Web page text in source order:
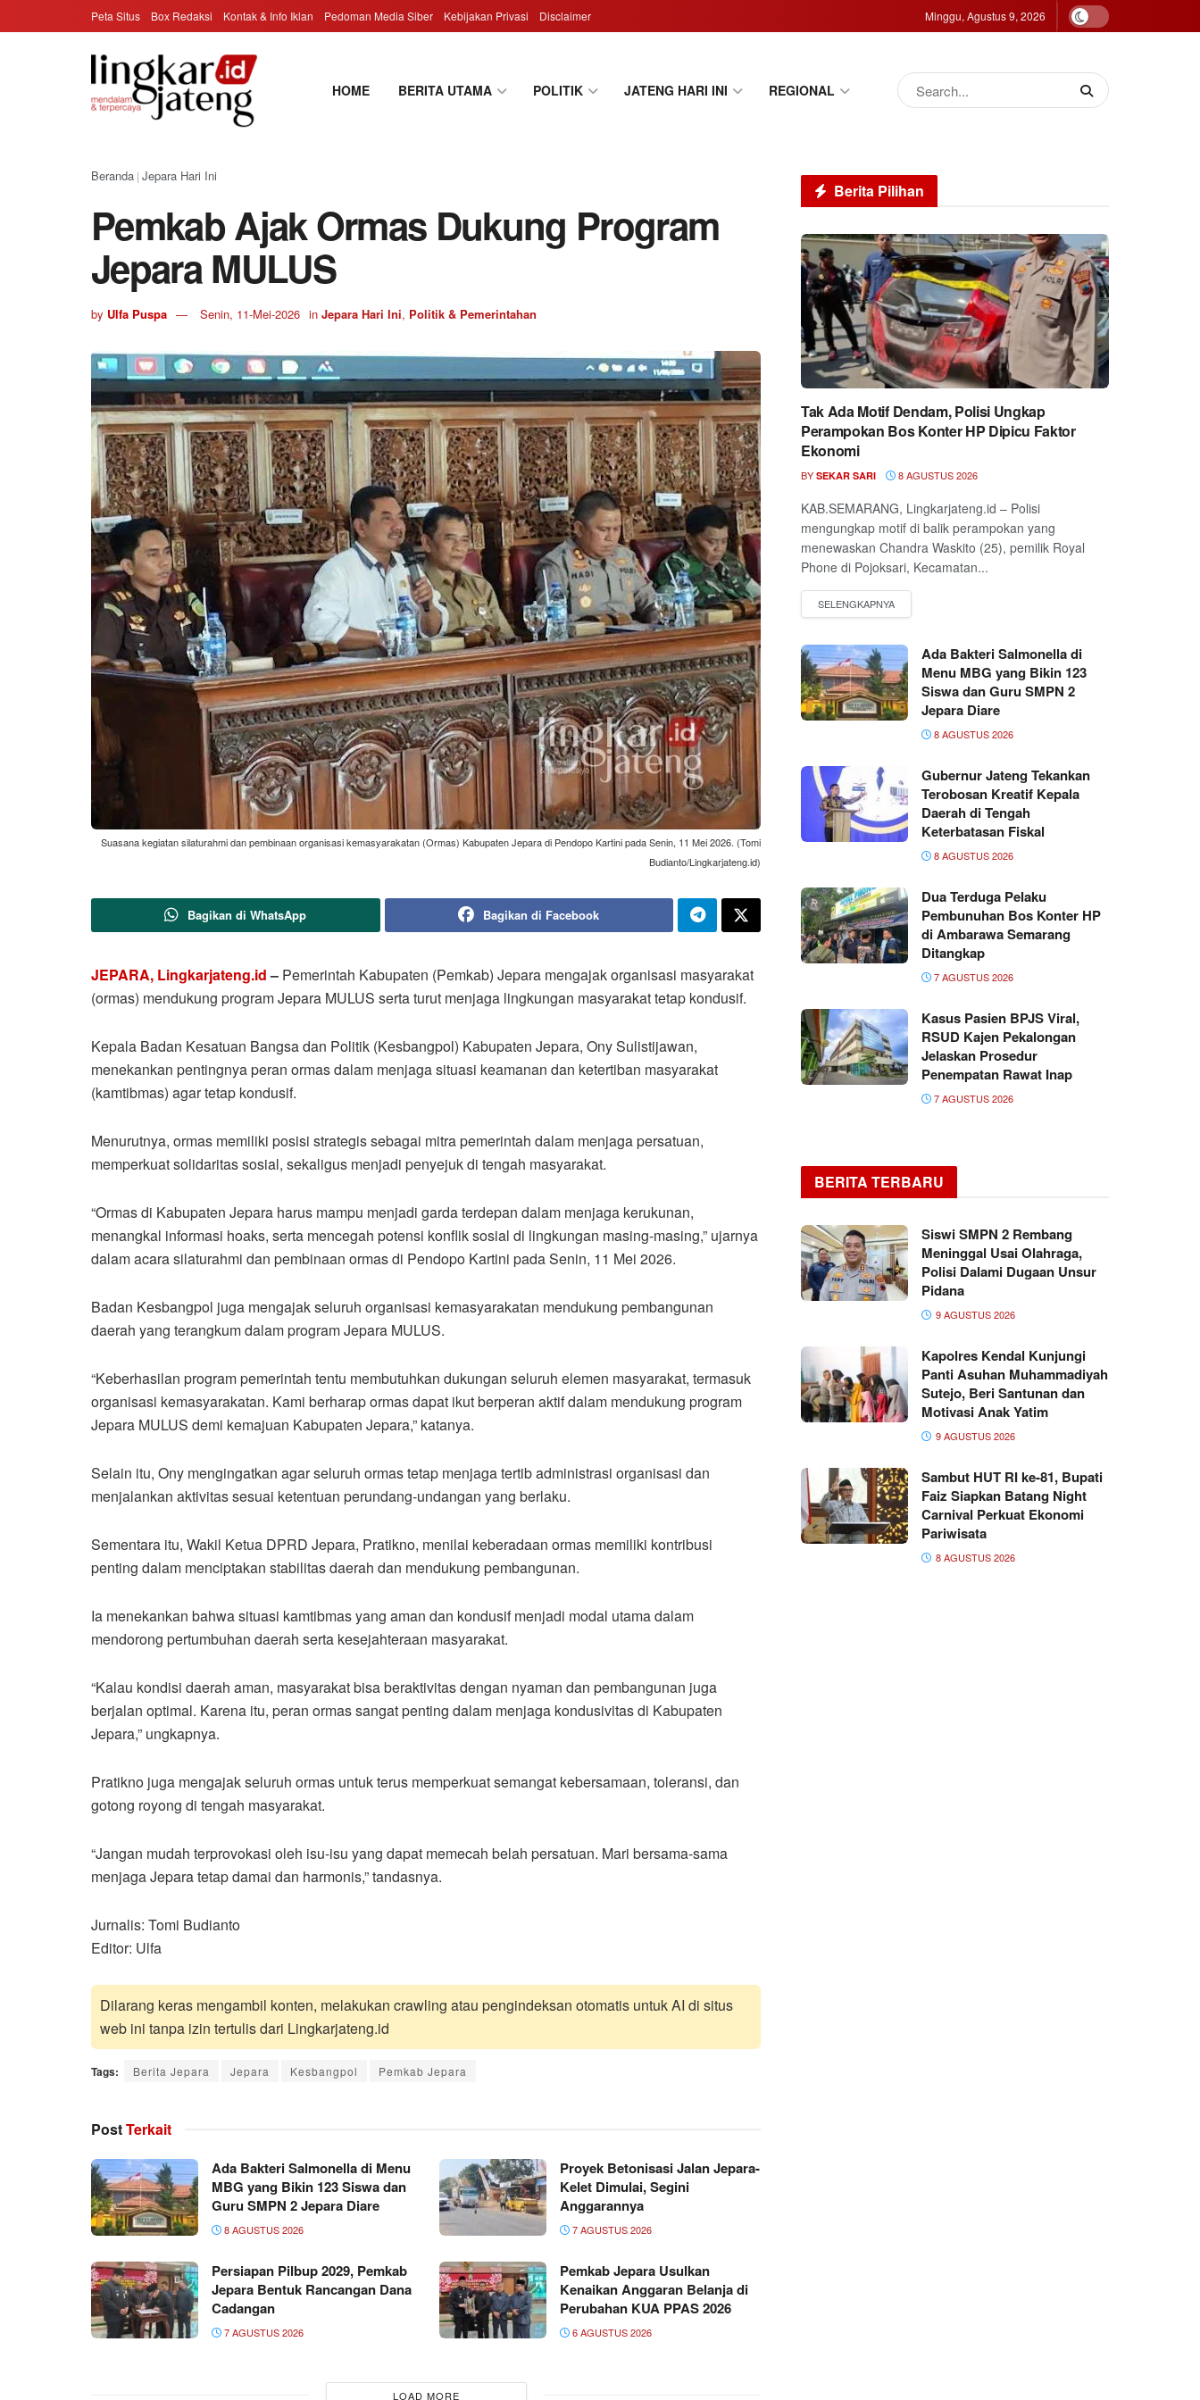
Peta Situs Box Redaksi Kontak & Info Iklan Pedoman Media Siber Kebijakan Privasi Disclaimer Minggu, Agustus 9, 2026
HOME BERITA UTAMA POLITIK JATENG HARI INI REGIONAL
Beranda | Jepara Hari Ini
Pemkab Ajak Ormas Dukung Program
Jepara MULUS
by Ulfa Puspa Senin, 11-Mei-2026 in Jepara Hari Ini, Politik & Pemerintahan
Suasana kegiatan silaturahmi dan pembinaan organisasi kemasyarakatan (Ormas) Kabupaten Jepara di Pendopo Kartini pada Senin, 11 Mei 2026. (Tomi
Budianto/Lingkarjateng.id)
Bagikan di WhatsApp Bagikan di Facebook
JEPARA, Lingkarjateng.id– Pemerintah Kabupaten (Pemkab) Jepara mengajak organisasi masyarakat
(ormas) mendukung program Jepara MULUS serta turut menjaga lingkungan masyarakat tetap kondusif.
Kepala Badan Kesatuan Bangsa dan Politik (Kesbangpol) Kabupaten Jepara, Ony Sulistijawan,
menekankan pentingnya peran ormas dalam menjaga situasi keamanan dan ketertiban masyarakat
(kamtibmas) agar tetap kondusif.
Menurutnya, ormas memiliki posisi strategis sebagai mitra pemerintah dalam menjaga persatuan,
memperkuat solidaritas sosial, sekaligus menjadi penyejuk di tengah masyarakat.
“Ormas di Kabupaten Jepara harus mampu menjadi garda terdepan dalam menjaga kerukunan,
menangkal informasi hoaks, serta mencegah potensi konflik sosial di lingkungan masing-masing,” ujarnya
dalam acara silaturahmi dan pembinaan ormas di Pendopo Kartini pada Senin, 11 Mei 2026.
Badan Kesbangpol juga mengajak seluruh organisasi kemasyarakatan mendukung pembangunan
daerah yang terangkum dalam program Jepara MULUS.
“Keberhasilan program pemerintah tentu membutuhkan dukungan seluruh elemen masyarakat, termasuk
organisasi kemasyarakatan. Kami berharap ormas dapat ikut berperan aktif dalam mendukung program
Jepara MULUS demi kemajuan Kabupaten Jepara,” katanya.
Selain itu, Ony mengingatkan agar seluruh ormas tetap menjaga tertib administrasi organisasi dan
menjalankan aktivitas sesuai ketentuan perundang-undangan yang berlaku.
Sementara itu, Wakil Ketua DPRD Jepara, Pratikno, menilai keberadaan ormas memiliki kontribusi
penting dalam menciptakan stabilitas daerah dan mendukung pembangunan.
Ia menekankan bahwa situasi kamtibmas yang aman dan kondusif menjadi modal utama dalam
mendorong pertumbuhan daerah serta kesejahteraan masyarakat.
“Kalau kondisi daerah aman, masyarakat bisa beraktivitas dengan nyaman dan pembangunan juga
berjalan optimal. Karena itu, peran ormas sangat penting dalam menjaga kondusivitas di Kabupaten
Jepara,” ungkapnya.
Pratikno juga mengajak seluruh ormas untuk terus memperkuat semangat kebersamaan, toleransi, dan
gotong royong di tengah masyarakat.
“Jangan mudah terprovokasi oleh isu-isu yang dapat memecah belah persatuan. Mari bersama-sama
menjaga Jepara tetap damai dan harmonis,” tandasnya.
Jurnalis: Tomi Budianto
Editor: Ulfa
Dilarang keras mengambil konten, melakukan crawling atau pengindeksan otomatis untuk AI di situs
web ini tanpa izin tertulis dari Lingkarjateng.id
Tags: Berita Jepara Jepara Kesbangpol Pemkab Jepara
PostTerkait
Ada Bakteri Salmonella di Menu
MBG yang Bikin 123 Siswa dan
Guru SMPN 2 Jepara Diare
8 AGUSTUS 2026
Proyek Betonisasi Jalan Jepara-
Kelet Dimulai, Segini
Anggarannya
7 AGUSTUS 2026
Persiapan Pilbup 2029, Pemkab
Jepara Bentuk Rancangan Dana
Cadangan
7 AGUSTUS 2026
Pemkab Jepara Usulkan
Kenaikan Anggaran Belanja di
Perubahan KUA PPAS 2026
6 AGUSTUS 2026
LOAD MORE
Berita Pilihan
Tak Ada Motif Dendam, Polisi Ungkap
Perampokan Bos Konter HP Dipicu Faktor
Ekonomi
BY SEKAR SARI 8 AGUSTUS 2026
KAB.SEMARANG, Lingkarjateng.id – Polisi
mengungkap motif di balik perampokan yang
menewaskan Chandra Waskito (25), pemilik Royal
Phone di Pojoksari, Kecamatan...
Ada Bakteri Salmonella di
Menu MBG yang Bikin 123
Siswa dan Guru SMPN 2
Jepara Diare
8 AGUSTUS 2026
Gubernur Jateng Tekankan
Terobosan Kreatif Kepala
Daerah di Tengah
Keterbatasan Fiskal
8 AGUSTUS 2026
Dua Terduga Pelaku
Pembunuhan Bos Konter HP
di Ambarawa Semarang
Ditangkap
7 AGUSTUS 2026
Kasus Pasien BPJS Viral,
RSUD Kajen Pekalongan
Jelaskan Prosedur
Penempatan Rawat Inap
7 AGUSTUS 2026
BERITA TERBARU
Siswi SMPN 2 Rembang
Meninggal Usai Olahraga,
Polisi Dalami Dugaan Unsur
Pidana
9 AGUSTUS 2026
Kapolres Kendal Kunjungi
Panti Asuhan Muhammadiyah
Sutejo, Beri Santunan dan
Motivasi Anak Yatim
9 AGUSTUS 2026
Sambut HUT RI ke-81, Bupati
Faiz Siapkan Batang Night
Carnival Perkuat Ekonomi
Pariwisata
8 AGUSTUS 2026